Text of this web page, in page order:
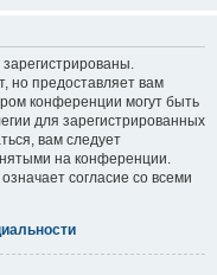
но предоставляет вам
конференции могут быть
для зарегистрированных
вам следует
на конференции.
согласие со всеми